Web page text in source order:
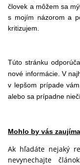
človek a môžem sa
s mojím názorom a
kritizujem.
Túto stránku
nové informácie. V
v lepšom prípade
alebo sa prípadne
Mohlo by vás
Ak hľadáte nejaký
nevynechajte článok